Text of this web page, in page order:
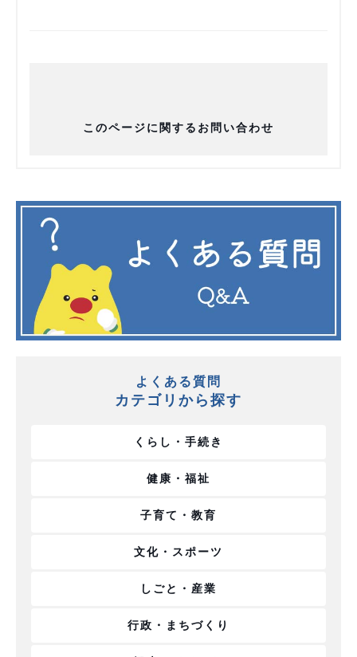
このページに関するお問い合わせ
よくある質問
カテゴリから探す
くらし・手続き
健康・福祉
子育て・教育
文化・スポーツ
しごと・産業
行政・まちづくり